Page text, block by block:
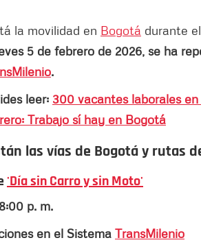
la movilidad en Bogotá durante el
5 de febrero de 2026, se ha
.
leer: 300 vacantes laborales
Trabajo sí hay en Bogotá
las vías de Bogotá y rutas
'Día sin Carro y sin Moto'
p. m.
en el Sistema TransMilenio